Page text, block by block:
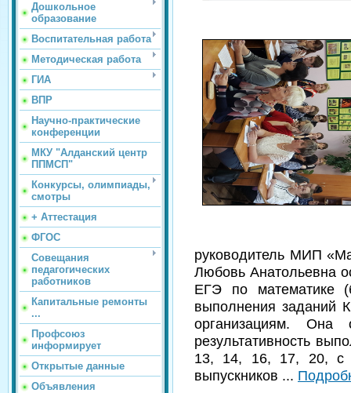
Дошкольное
образование
Воспитательная работа
Методическая работа
ГИА
ВПР
Научно-практические
конференции
МКУ "Алданский центр
ППМСП"
Конкурсы, олимпиады,
смотры
+ Аттестация
ФГОС
Совещания
педагогических
работников
Капитальные ремонты
...
Профсоюз
информирует
Открытые данные
Объявления
руководитель МИП
Любовь Анатольевна
ЕГЭ по математике
выполнения заданий
организациям. Она
результативность
13, 14, 16, 17, 20, с
выпускников ...